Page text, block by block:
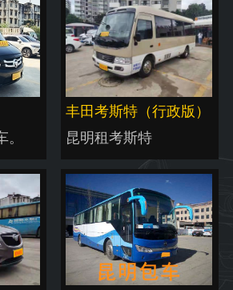
丰田考斯特（行政版）
昆明租考斯特